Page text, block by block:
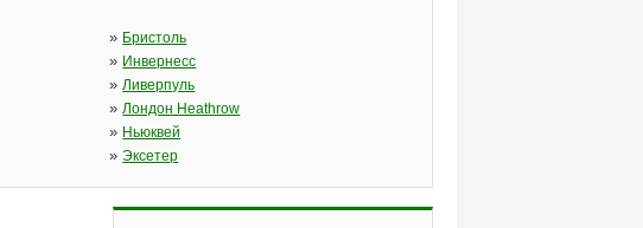
» Бристоль
» Инвернесс
»Ливерпуль
»Лондон Heathrow
» Ньюквей
»Эксетер